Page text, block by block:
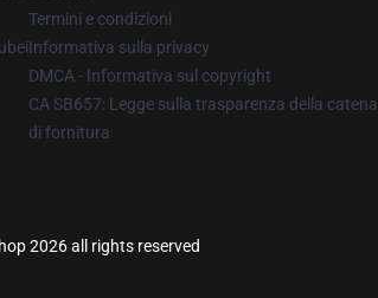
Termini e condizioni
Informativa sulla privacy
DMCA - Informativa sul copyright
CA SB657: Legge sulla trasparenza della catena
di fornitura
2026 all rights reserved